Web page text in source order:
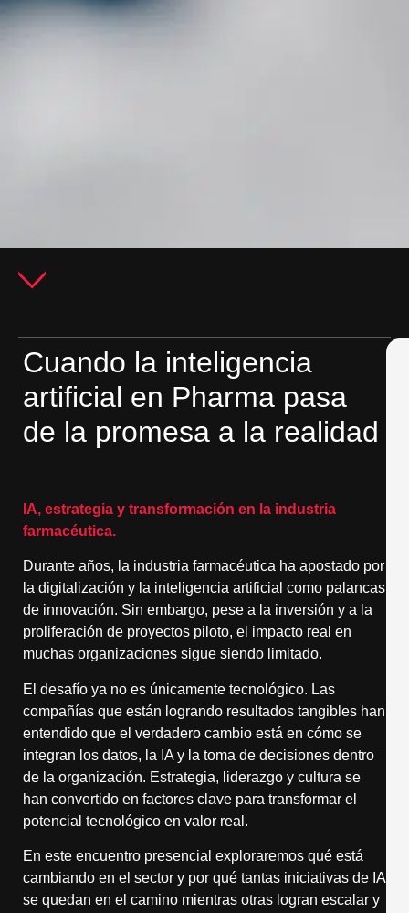
Cuando la inteligencia
artificial en Pharma pasa
de la promesa a la realidad
IA, estrategia y transformación en la industria
farmacéutica.
Durante años, la industria farmacéutica ha apostado por
la digitalización y la inteligencia artificial como palancas
de innovación. Sin embargo, pese a la inversión y a la
proliferación de proyectos piloto, el impacto real en
muchas organizaciones sigue siendo limitado.
El desafío ya no es únicamente tecnológico. Las
compañías que están logrando resultados tangibles han
entendido que el verdadero cambio está en cómo se
integran los datos, la IA y la toma de decisiones dentro
de la organización. Estrategia, liderazgo y cultura se
han convertido en factores clave para transformar el
potencial tecnológico en valor real.
En este encuentro presencial exploraremos qué está
cambiando en el sector y por qué tantas iniciativas de IA
se quedan en el camino mientras otras logran escalar y